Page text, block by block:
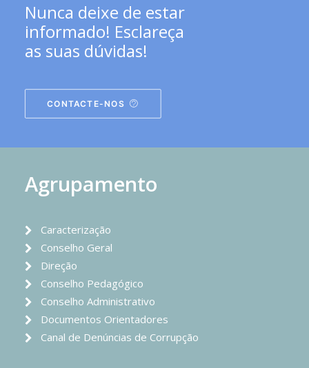
Nunca deixe de estar
informado! Esclareça
as suas dúvidas!
CONTACTE-NOS
Agrupamento
Caracterização
Conselho Geral
Direção
Conselho Pedagógico
Conselho Administrativo
Documentos Orientadores
Canal de Denúncias de Corrupção